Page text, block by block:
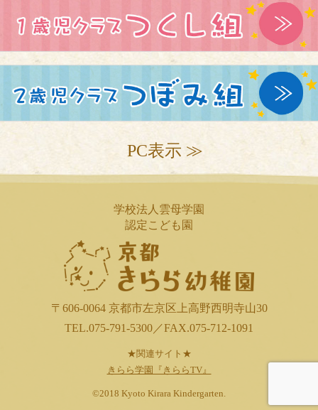
PC表示 ≫
学校法人雲母学園
認定こども園
〒606-0064 京都市左京区上高野西明寺山30
TEL.075-791-5300／FAX.075-712-1091
★関連サイト★
きらら学園『きららTV』
©2018 Kyoto Kirara Kindergarten.